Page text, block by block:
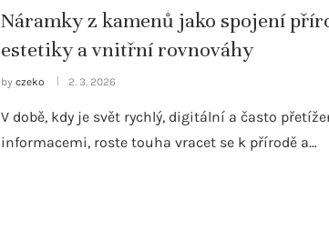
Náramky z kamenů jako spojení
estetiky a vnitřní rovnováhy
by czeko 2. 3. 2026
V době, kdy je svět rychlý, digitální a často
informacemi, roste touha vracet se k přírodě a…